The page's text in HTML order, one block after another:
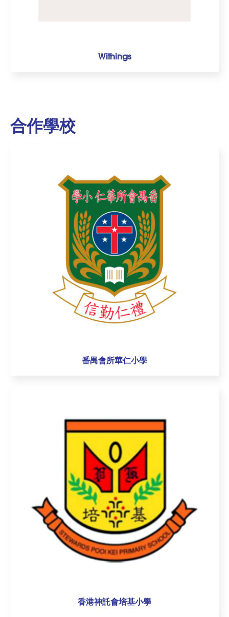
Withings
合作學校
番禺會所華仁小學
香港神託會培基小學